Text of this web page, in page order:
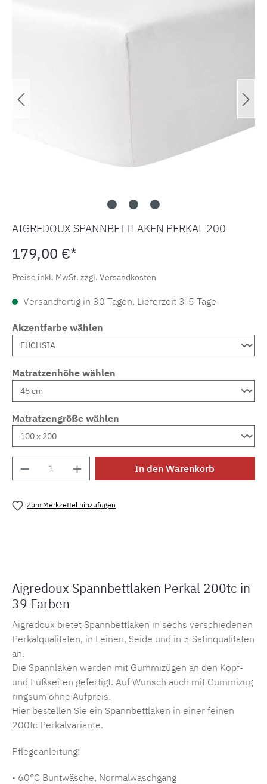
AIGREDOUX SPANNBETTLAKEN PERKAL 200
179,00 €*
Preise inkl. MwSt. zzgl. Versandkosten
Versandfertig in 30 Tagen, Lieferzeit 3-5 Tage
Akzentfarbe wählen
Matratzenhöhe wählen
Matratzengröße wählen
Produkt Anzahl: Gib den gewünschten
In den Warenkorb
Zum Merkzettel hinzufügen
Aigredoux Spannbettlaken Perkal 200tc in
39 Farben
Aigredoux bietet Spannbettlaken in sechs verschiedenen
Perkalqualitäten, in Leinen, Seide und in 5 Satinqualitäten
an.
Die Spannlaken werden mit Gummizügen an den Kopf-
und Fußseiten gefertigt. Auf Wunsch auch mit Gummizug
ringsum ohne Aufpreis.
Hier bestellen Sie ein Spannbettlaken in einer feinen
200tc Perkalvariante.
Pflegeanleitung:
• 60°C Buntwäsche, Normalwaschgang